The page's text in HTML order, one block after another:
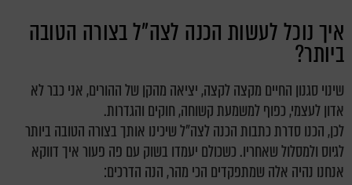
איך נוכל לעשות הכנה לצה"ל בצורה הטובה
ביותר?
שינוי סגנון החיים מקצה לקצה, יציאה מהקן של ההורים, אני כבר לא
אדון לעצמי, כפוף למשמעת קשוחה, חוקים והגדרות.
לכן, הכנו סדרת כתבות הכנה לצה"ל שיכינו אותך בצורה הטובה ביותר
לגיוס ולמסלול שאחריו. כשכולם יעמדו בשוק עם פה פעור איך דווקא
אנחנו נהיה אלה שמתפקדים הכי מהר, הנה הדרכים: